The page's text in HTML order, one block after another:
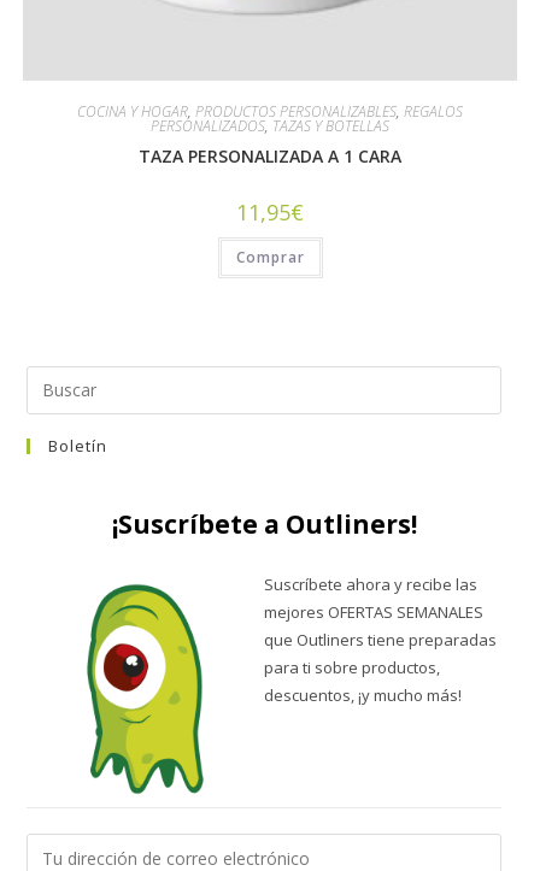
COCINA Y HOGAR, PRODUCTOS PERSONALIZABLES, REGALOS
PERSONALIZADOS, TAZAS Y BOTELLAS
TAZA PERSONALIZADA A 1 CARA
11,95€
Comprar
Boletín
¡Suscríbete a Outliners!
Suscríbete ahora y recibe las
mejores OFERTAS SEMANALES
que Outliners tiene preparadas
para ti sobre productos,
descuentos, ¡y mucho más!